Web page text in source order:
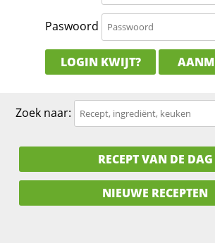
Paswoord
LOGIN KWIJT?
Zoek naar:
RECEPT VAN DE DAG
NIEUWE RECEPTEN